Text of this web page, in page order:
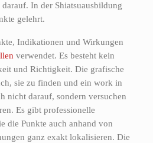
In der Shiatsuausbildung
gelehrt.
Indikationen und Wirkungen
verwendet. Es besteht kein
und Richtigkeit. Die grafische
sie zu finden und ein work in
nicht darauf, sondern versuchen
Es gibt professionelle
die Punkte auch anhand von
ganz exakt lokalisieren. Die